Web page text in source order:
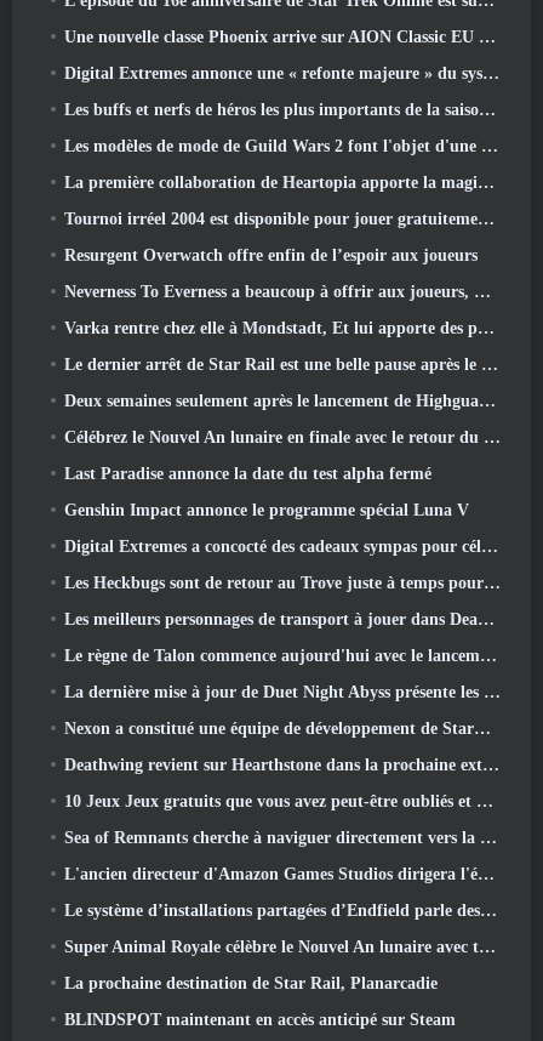
Une nouvelle classe Phoenix arrive sur AION Classic EU dans la mise à jour « Ignite »
Digital Extremes annonce une « refonte majeure » du système de progression des joueurs de Soulframe
Les buffs et nerfs de héros les plus importants de la saison 6.5
Les modèles de mode de Guild Wars 2 font l'objet d'une refonte basée sur les commentaires des joueurs
La première collaboration de Heartopia apporte la magie de l'amitié de mon petit poney
Tournoi irréel 2004 est disponible pour jouer gratuitement et Epic ne poursuivra personne pour cela
Resurgent Overwatch offre enfin de l’espoir aux joueurs
Neverness To Everness a beaucoup à offrir aux joueurs, Particulièrement amusant
Varka rentre chez elle à Mondstadt, Et lui apporte des problèmes dans la mise à jour Luna V de Genshin Impact
Le dernier arrêt de Star Rail est une belle pause après le traumatisme
Deux semaines seulement après le lancement de Highguard, Wildlight Entertainment annonce des licenciements
Célébrez le Nouvel An lunaire en finale avec le retour du « mode Bank It »
Last Paradise annonce la date du test alpha fermé
Genshin Impact annonce le programme spécial Luna V
Digital Extremes a concocté des cadeaux sympas pour célébrer le nouvel an lunaire dans Warframe
Les Heckbugs sont de retour au Trove juste à temps pour la saison de l'amour
Les meilleurs personnages de transport à jouer dans Deadlock
Le règne de Talon commence aujourd'hui avec le lancement de la saison Overwatch 1: Conquête
La dernière mise à jour de Duet Night Abyss présente les montures
Nexon a constitué une équipe de développement de StarCraft Shooter selon un rapport du magasin coréen
Deathwing revient sur Hearthstone dans la prochaine extension Cataclysm
10 Jeux Jeux gratuits que vous avez peut-être oubliés et qui participent au PvP Fest de Steam
Sea of ​​Remnants cherche à naviguer directement vers la grandeur
L'ancien directeur d'Amazon Games Studios dirigera l'édition occidentale d'Aion 2
Le système d’installations partagées d’Endfield parle des joueurs
Super Animal Royale célèbre le Nouvel An lunaire avec trois semaines d'événements Super Horse
La prochaine destination de Star Rail, Planarcadie
BLINDSPOT maintenant en accès anticipé sur Steam